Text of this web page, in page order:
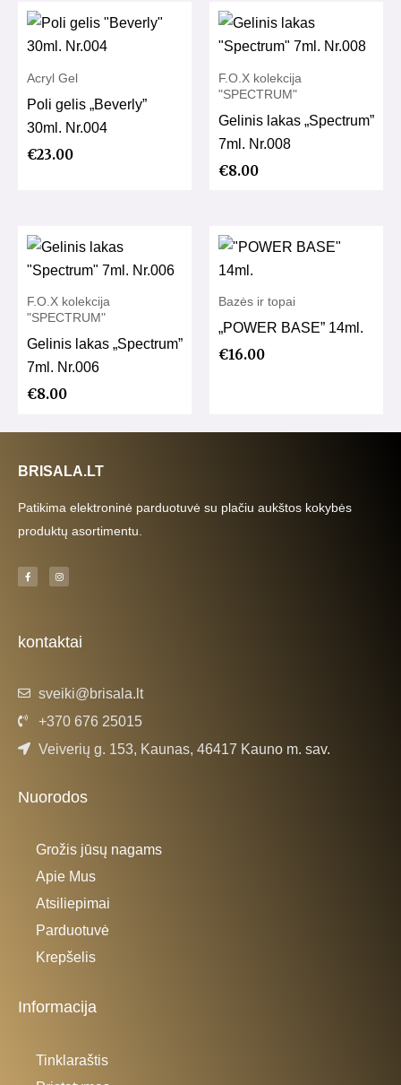
Acryl Gel
Poli gelis „Beverly”
30ml. Nr.004
€23.00
F.O.X kolekcija
"SPECTRUM"
Gelinis lakas „Spectrum”
7ml. Nr.008
€8.00
F.O.X kolekcija
"SPECTRUM"
Gelinis lakas „Spectrum”
7ml. Nr.006
€8.00
Bazės ir topai
„POWER BASE” 14ml.
€16.00
BRISALA.LT
Patikima elektroninė parduotuvė su plačiu aukštos kokybės
produktų asortimentu.
F
a
c
-
f
I
n
s
m
kontaktai
sveiki@brisala.lt
+370 676 25015
Veiverių g. 153, Kaunas, 46417 Kauno m. sav.
Nuorodos
Grožis jūsų nagams
Apie Mus
Atsiliepimai
Parduotuvė
Krepšelis
Informacija
Tinklaraštis